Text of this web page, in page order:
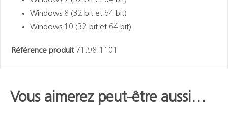
Windows 8 (32 bit et 64 bit)
Windows 10 (32 bit et 64 bit)
Référence produit 71.98.1101
Vous aimerez peut-être aussi…